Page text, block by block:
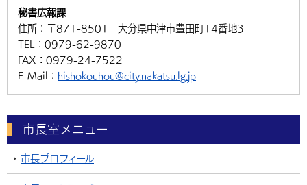
秘書広報課
住所： 〒871-8501 大分県中津市豊田町14番地3
TEL： 0979-62-9870
FAX： 0979-24-7522
E-Mail： hishokouhou@city.nakatsu.lg.jp
市長室メニュー
市長プロフィール